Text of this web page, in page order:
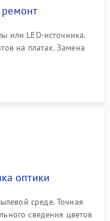
или LED-источника.
на платах. Замена
нового цветового
поляризационных
оптики
среде. Точная
сведения цветов